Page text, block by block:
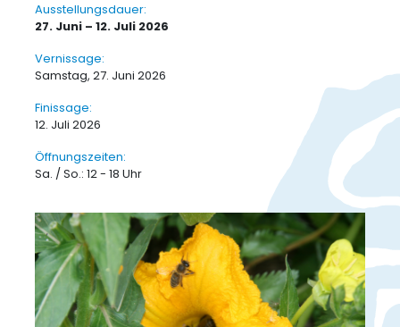
Ausstellungsdauer:
27. Juni – 12. Juli 2026
Vernissage:
Samstag, 27. Juni 2026
Finissage:
12. Juli 2026
Öffnungszeiten:
Sa. / So.: 12 - 18 Uhr